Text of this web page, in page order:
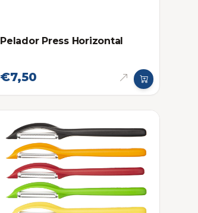
Pelador Press Horizontal
€7,50